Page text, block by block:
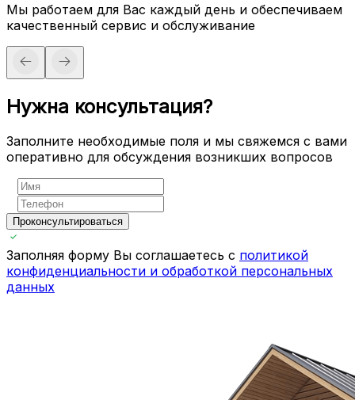
Мы работаем для Вас каждый день и обеспечиваем
качественный сервис и обслуживание
Нужна консультация?
Заполните необходимые поля и мы свяжемся с вами
оперативно для обсуждения возникших вопросов
Проконсультироваться
Заполняя форму Вы соглашаетесь с политикой
конфиденциальности и обработкой персональных
данных